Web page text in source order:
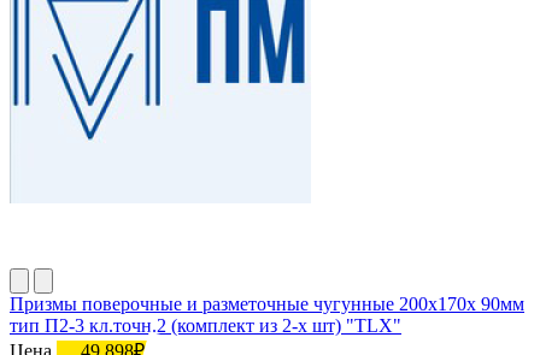
Призмы поверочные и разметочные чугунные 200х170х 90мм
тип П2-3 кл.точн.2 (комплект из 2-х шт) "TLX"